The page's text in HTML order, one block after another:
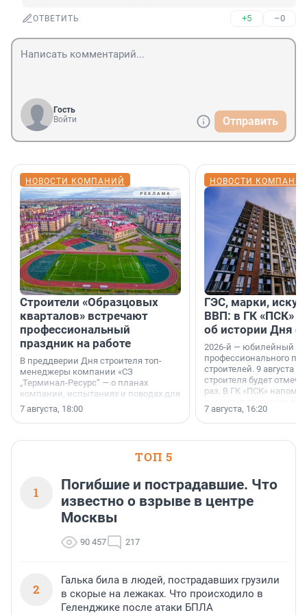
ОТВЕТИТЬ +5 –0
Гость
Войти
Отправить
НОВОСТИ КОМПАНИЙ
Строители «Образцовых
кварталов» встречают
профессиональный
праздник на работе
В преддверии Дня строителя топ-
менеджеры компании «СЗ
„Терминал-Ресурс“ — о планах
компании, испытаниях и поводах для
осторожного оптимизма.
7 августа, 18:00
НОВОСТИ
ГЭС, марки,
ВВП: в ГК «ПСК»
об истории Дня
2026-й — юбилейный
профессионального
строителей. 9 августа
строителя будет
раз. В ГК «ПСК»
поменялась роль
7 августа, 16:20
ТОП 5
1
Погибшие и пострадавшие. Что
известно о взрыве в центре
Москвы
90 457 217
2
Галька била в людей, пострадавших грузили
в скорые на лежаках. Что происходило в
Геленджике после атаки БПЛА